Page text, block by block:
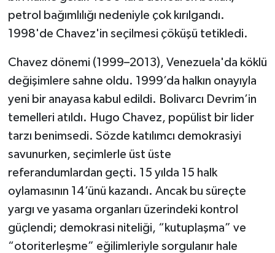
petrol bağımlılığı nedeniyle çok kırılgandı.
1998'de Chavez'in seçilmesi çöküşü tetikledi.
Chavez dönemi (1999–2013), Venezuela'da köklü
değişimlere sahne oldu. 1999’da halkın onayıyla
yeni bir anayasa kabul edildi. Bolivarcı Devrim’in
temelleri atıldı. Hugo Chavez, popülist bir lider
tarzı benimsedi. Sözde katılımcı demokrasiyi
savunurken, seçimlerle üst üste
referandumlardan geçti. 15 yılda 15 halk
oylamasının 14’ünü kazandı. Ancak bu süreçte
yargı ve yasama organları üzerindeki kontrol
güçlendi; demokrasi niteliği, “kutuplaşma” ve
“otoriterleşme” eğilimleriyle sorgulanır hale